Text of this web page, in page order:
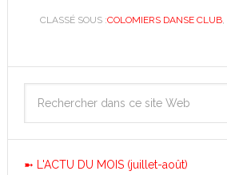
CLASSÉ SOUS :COLOMIERS DANSE CLUB,
➼ L'ACTU DU MOIS (juillet-août)